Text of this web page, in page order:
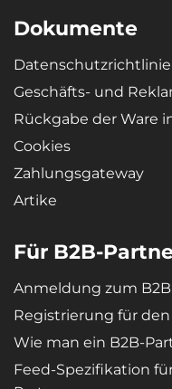
Dokumente
Datenschutzrichtlinie
Geschäfts- und
Rückgabe der Ware
Cookies
Zahlungsgateway
Artike
Für B2B-
Anmeldung zum
Registrierung für
Wie man ein B2B-
Feed-Spezifikation